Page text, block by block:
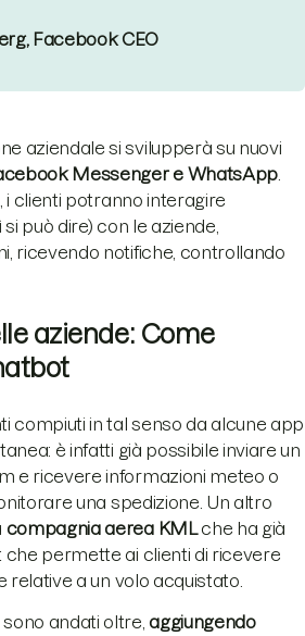
Facebook CEO
aziendale si svilupperà su nuovi
Messenger e WhatsApp
i clienti potranno interagire
può dire) con le aziende,
ricevendo notifiche, controllando
aziende: Come
compiuti in tal senso da alcune app
è infatti già possibile inviare un
e ricevere informazioni meteo o
una spedizione. Un altro
compagnia aerea KMLche ha già
permette ai clienti di ricevere
relative a un volo acquistato.
andati oltre, aggiungendo